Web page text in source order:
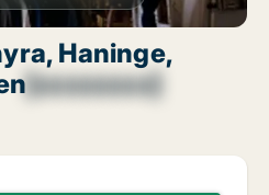
Haninge,
[xxxxxxxx]